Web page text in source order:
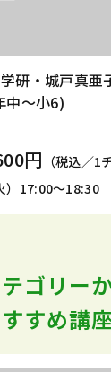
真亜子アート
込／1チケット）
18:30
ゴリー
すめ講座